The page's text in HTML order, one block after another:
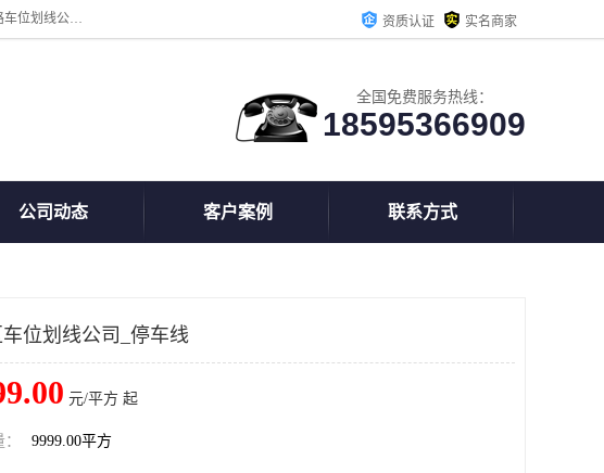
周口中为交通设施工程有限公司是一家洛阳道路划线公司、郑州道路划线公司、平顶山道路车位划线公司、开封车位划线公司、许昌道路车位划线公司、漯河道路车位划线公司，公司始终坚持“诚信、匠心、专注”的宗旨；我们的经营理念是：的服务。 资质认证 实名商家
全国免费服务热线：
18595366909
公司动态 客户案例 联系方式
位划线公司_停车线
元/平方 起
9999.00平方